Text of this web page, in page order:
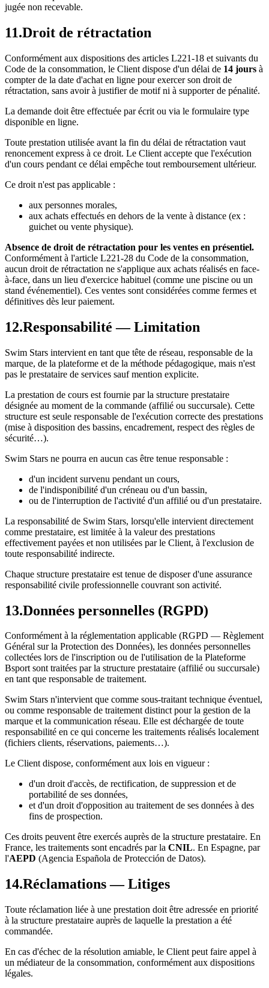
jugée non recevable.
11.Droit de rétractation
Conformément aux dispositions des articles L221-18 et suivants du
Code de la consommation, le Client dispose d'un délai de 14 jours à
compter de la date d'achat en ligne pour exercer son droit de
rétractation, sans avoir à justifier de motif ni à supporter de pénalité.
La demande doit être effectuée par écrit ou via le formulaire type
disponible en ligne.
Toute prestation utilisée avant la fin du délai de rétractation vaut
renoncement express à ce droit. Le Client accepte que l'exécution
d'un cours pendant ce délai empêche tout remboursement ultérieur.
Ce droit n'est pas applicable :
aux personnes morales,
aux achats effectués en dehors de la vente à distance (ex :
guichet ou vente physique).
Absence de droit de rétractation pour les ventes en présentiel.
Conformément à l'article L221-28 du Code de la consommation,
aucun droit de rétractation ne s'applique aux achats réalisés en face-
à-face, dans un lieu d'exercice habituel (comme une piscine ou un
stand événementiel). Ces ventes sont considérées comme fermes et
définitives dès leur paiement.
12.Responsabilité — Limitation
Swim Stars intervient en tant que tête de réseau, responsable de la
marque, de la plateforme et de la méthode pédagogique, mais n'est
pas le prestataire de services sauf mention explicite.
La prestation de cours est fournie par la structure prestataire
désignée au moment de la commande (affilié ou succursale). Cette
structure est seule responsable de l'exécution correcte des prestations
(mise à disposition des bassins, encadrement, respect des règles de
sécurité…).
Swim Stars ne pourra en aucun cas être tenue responsable :
d'un incident survenu pendant un cours,
de l'indisponibilité d'un créneau ou d'un bassin,
ou de l'interruption de l'activité d'un affilié ou d'un prestataire.
La responsabilité de Swim Stars, lorsqu'elle intervient directement
comme prestataire, est limitée à la valeur des prestations
effectivement payées et non utilisées par le Client, à l'exclusion de
toute responsabilité indirecte.
Chaque structure prestataire est tenue de disposer d'une assurance
responsabilité civile professionnelle couvrant son activité.
13.Données personnelles (RGPD)
Conformément à la réglementation applicable (RGPD — Règlement
Général sur la Protection des Données), les données personnelles
collectées lors de l'inscription ou de l'utilisation de la Plateforme
Bsport sont traitées par la structure prestataire (affilié ou succursale)
en tant que responsable de traitement.
Swim Stars n'intervient que comme sous-traitant technique éventuel,
ou comme responsable de traitement distinct pour la gestion de la
marque et la communication réseau. Elle est déchargée de toute
responsabilité en ce qui concerne les traitements réalisés localement
(fichiers clients, réservations, paiements…).
Le Client dispose, conformément aux lois en vigueur :
d'un droit d'accès, de rectification, de suppression et de
portabilité de ses données,
et d'un droit d'opposition au traitement de ses données à des
fins de prospection.
Ces droits peuvent être exercés auprès de la structure prestataire. En
France, les traitements sont encadrés par la CNIL. En Espagne, par
l'AEPD (Agencia Española de Protección de Datos).
14.Réclamations — Litiges
Toute réclamation liée à une prestation doit être adressée en priorité
à la structure prestataire auprès de laquelle la prestation a été
commandée.
En cas d'échec de la résolution amiable, le Client peut faire appel à
un médiateur de la consommation, conformément aux dispositions
légales.